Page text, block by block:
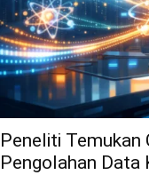
Peneliti Temukan
Pengolahan Data